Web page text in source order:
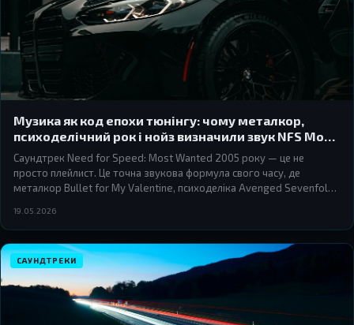
Музика як код епохи тюнінгу: чому металкор,
психоделічний рок і нойз визначили звук NFS Most
Wanted 2005
Саундтрек Need for Speed: Most Wanted 2005 року — це не
просто плейлист. Це точна звукова формула свого часу, де
металкор Bullet for My Valentine, психоделіка Avenged Sevenfold і
вуличних гонщиків.
19.05.2026
САУНДТРЕКИ